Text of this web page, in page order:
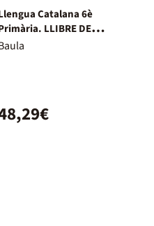
Catalana 6è
LLIBRE DE